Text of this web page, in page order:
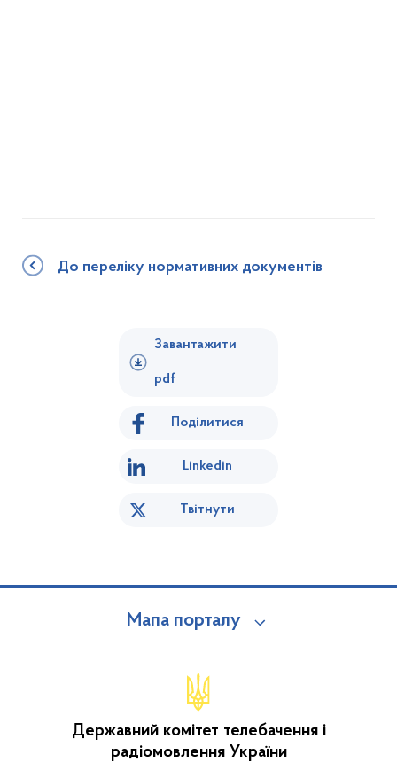
До переліку нормативних документів
Завантажити
pdf
Поділитися
Linkedin
Твітнути
Мапа порталу
Державний комітет телебачення і
радіомовлення України